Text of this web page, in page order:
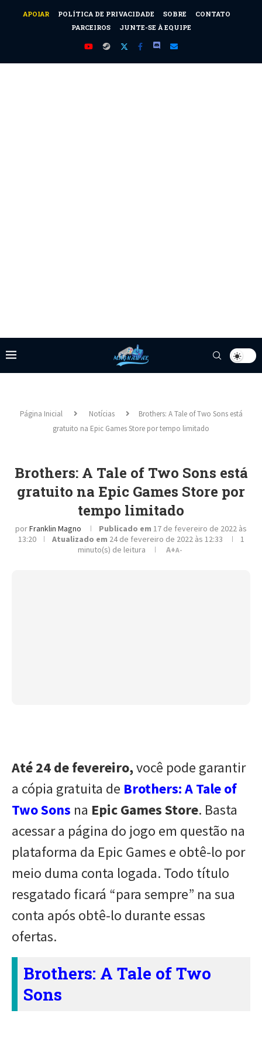
APOIAR POLÍTICA DE PRIVACIDADE SOBRE
CONTATO
PARCEIROS
JUNTE-SE À EQUIPE
Página Inicial Notícias
Brothers: A Tale of Two Sons está
gratuito na Epic Games Store por tempo limitado
Brothers: A Tale of Two Sons está
gratuito na Epic Games Store por
tempo limitado
porFranklin Magno Publicado em 17 de fevereiro de 2022 às
13:20
Atualizado em 24 de fevereiro de 2022 às 12:33
1
minuto(s) de leitura
A+A-
Até 24 de fevereiro,você pode garantir
a cópia gratuita de Brothers: A Tale of
Two Sons na Epic Games Store. Basta
acessar a página do jogo em questão na
plataforma da Epic Games e obtê-lo por
meio duma conta logada. Todo título
resgatado ficará “para sempre” na sua
conta após obtê-lo durante essas
ofertas.
Brothers: A Tale of Two
Sons